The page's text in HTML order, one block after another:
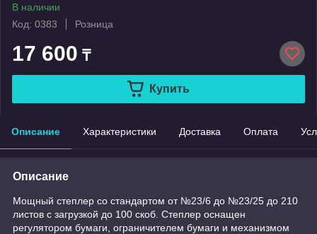
В наличии
Код: 0383
Розница
17 600 ₸
Купить
Описание Характеристики Доставка Оплата
Описание
Мощный степлер со стандартом от №23/6 до №23/25 до 210
листов с загрузкой до 100 скоб. Степлер оснащен
регулятором бумаги, ограничителем бумаги и механизмом